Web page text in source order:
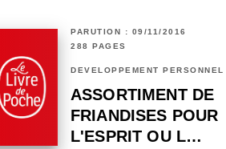
PARUTION : 09/11/2016
288 PAGES
DÉVELOPPEMENT PERSONNEL
ASSORTIMENT DE
FRIANDISES POUR
L'ESPRIT OU L…